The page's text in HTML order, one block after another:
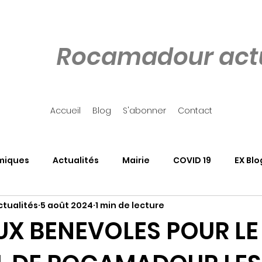
Rocamadour
Accueil Blog S'abonner Contact
Actualités Mairie COVID 19 EX
Côté Rocher Associations
BENEVOLES POUR LE
5 août 2024 1 min de lecture